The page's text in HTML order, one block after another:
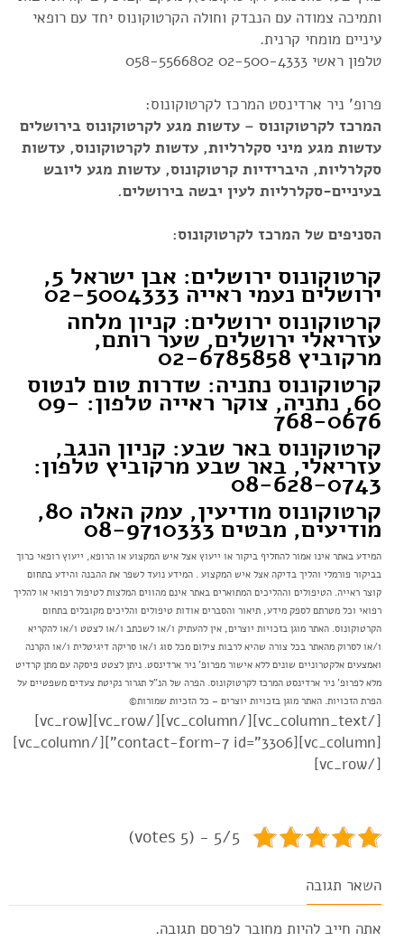
ותמיכה צמודה עם הנבדק וחולה הקרטוקונוס יחד עם רופאי
עיניים מומחי קרנית.
טלפון ראשי 02-500-4333 058-5566802
פרופ' ניר ארדינסט המרכז לקרטוקונוס:
המרכז לקרטוקונוס – עדשות מגע לקרטוקונוס בירושלים
עדשות מגע מיני סקלרליות, עדשות לקרטוקונוס, עדשות
סקלרליות, היברידיות קרטוקונוס, עדשות מגע ליובש
בעיניים-סקלרליות לעין יבשה בירושלים.
הסניפים של המרכז לקרטוקונוס:
קרטוקונוס ירושלים: אבן ישראל 5,
ירושלים נעמי ראייה 02-5004333
קרטוקונוס ירושלים: קניון מלחה
עזריאלי ירושלים, שער רותם,
מרקוביץ 02-6785858
קרטוקונוס נתניה: שדרות טום לנטוס
60, נתניה, צוקר ראייה טלפון: 09-
768-0676
קרטוקונוס באר שבע: קניון הנגב,
עזריאלי, באר שבע מרקוביץ טלפון:
08-628-0743
קרטוקונוס מודיעין, עמק האלה 80,
מודיעים, מבטים 08-9710333
המידע באתר אינו אמור להחליף ביקור או ייעוץ אצל איש המקצוע או הרופא, ייעוץ רופאי כרוך
בביקור פורמלי והליך בדיקה אצל איש המקצוע . המידע נועד לשפר את ההבנה והידע בתחום
קוצר ראייה. הטיפולים וההליכים המתוארים באתר אינם מהווים המלצות לטיפול רפואי או להליך
רפואי וכל מטרתם לספק מידע, תיאור והסברים אודות טיפולים והליכים מקובלים בתחום
הקרטוקונוס. האתר מוגן בזכויות יוצרים, אין להעתיק ו/או לשכתב ו/או לצטט ו/או להקריא
ו/או לסרוק מהאתר בכל צורה שהיא לרבות צילום מכל סוג ו/או סריקה דיגיטלית ו/או הקרנה
ואמצעים אלקטרוניים שונים ללא אישור מפרופ' ניר ארדינסט. ניתן לצטט פיסקה עם מתן קרדיט
מלא לפרופ' ניר ארדינסט המרכז לקרטוקונוס. הפרה של הנ"ל תגרור נקיטת צעדים משפטיים על
הפרת הזכויות. האתר מוגן בזכויות יוצרים – כל הזכיות שמורות©
[/vc_column_text][/vc_column][/vc_row][vc_row]
[vc_column][contact-form-7 id="3306"][/vc_column]
[/vc_row]
5/5 - (5 votes)
השאר תגובה
אתה חייב להיות מחובר לפרסם תגובה.